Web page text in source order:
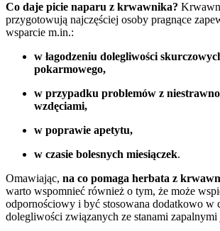
Co daje picie naparu z krwawnika?
przygotowują najczęściej osoby pragnące
wsparcie m.in.:
w łagodzeniu dolegliwości
pokarmowego,
w przypadku problemów z
wzdęciami,
w poprawie apetytu,
w czasie bolesnych miesiączek.
Omawiając, na co pomaga herbata z
warto wspomnieć również o tym, że może
odpornościowy i być stosowana dodatkowo w
dolegliwości związanych ze stanami zapalnymi